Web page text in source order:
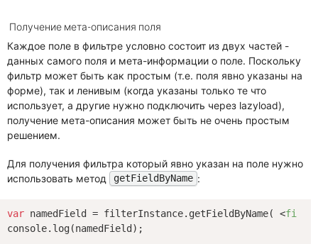
Получение мета-описания поля
Каждое поле в фильтре условно состоит из двух частей -
данных самого поля и мета-информации о поле. Поскольку
фильтр может быть как простым (т.е. поля явно указаны на
форме), так и ленивым (когда указаны только те что
использует, а другие нужно подключить через lazyload),
получение мета-описания может быть не очень простым
решением.
Для получения фильтра который явно указан на поле нужно
использовать метод
getFieldByName :
var namedField = filterInstance.getFieldByName( <field